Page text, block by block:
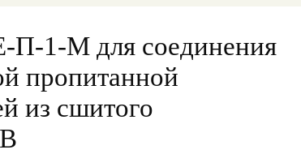
П-1-M для соединения
пропитанной
из сшитого